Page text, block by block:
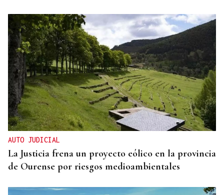
AUTO JUDICIAL
La Justicia frena un proyecto eólico en la provincia
de Ourense por riesgos medioambientales